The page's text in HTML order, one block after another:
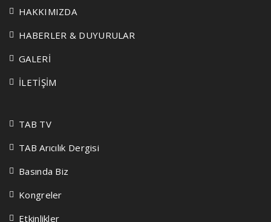
HAKKIMIZDA
HABERLER & DUYURULAR
GALERİ
İLETİŞİM
TAB TV
TAB Arıcılık Dergisi
Basında Biz
Kongreler
Etkinlikler